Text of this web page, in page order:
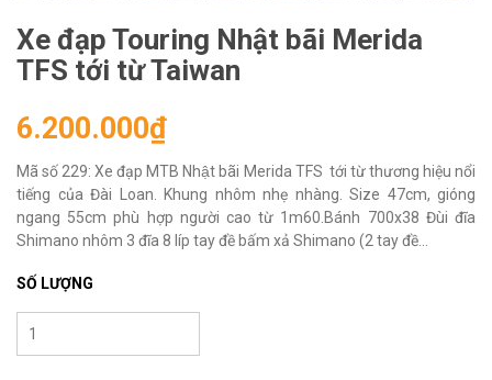
Xe đạp Touring Nhật bãi Merida
TFS tới từ Taiwan
6.200.000₫
Mã số 229: Xe đạp MTB Nhật bãi Merida TFS tới từ thương hiệu nổi
tiếng của Đài Loan. Khung nhôm nhẹ nhàng. Size 47cm, gióng
ngang 55cm phù hợp người cao từ 1m60.Bánh 700x38 Đùi đĩa
Shimano nhôm 3 đĩa 8 líp tay đề bấm xả Shimano (2 tay đề...
SỐ LƯỢNG